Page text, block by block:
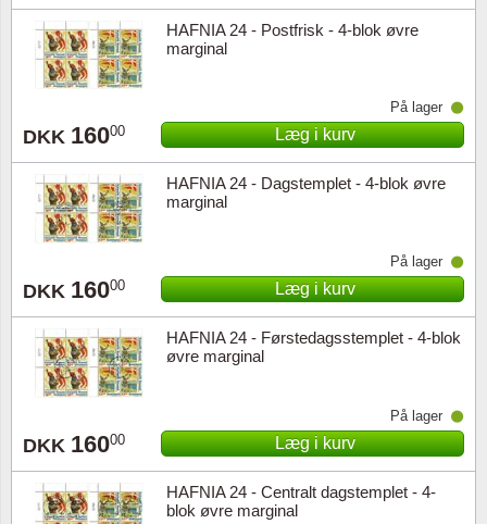
HAFNIA 24 - Postfrisk - 4-blok øvre
marginal
DKK 16000
På lager
Læg i kurv
HAFNIA 24 - Dagstemplet - 4-blok øvre
marginal
DKK 16000
På lager
Læg i kurv
HAFNIA 24 - Førstedagsstemplet - 4-blok
øvre marginal
DKK 16000
På lager
Læg i kurv
HAFNIA 24 - Centralt dagstemplet - 4-
blok øvre marginal